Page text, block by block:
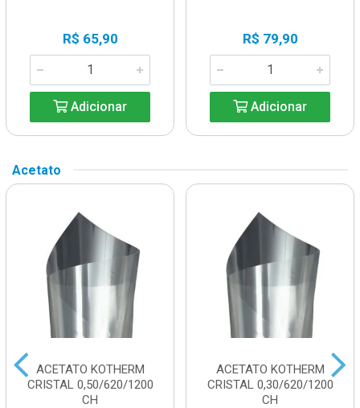
R$ 65,90
Adicionar
R$ 79,90
Adicionar
Acetato
ACETATO KOTHERM
CRISTAL 0,50/620/1200
CH
ACETATO KOTHERM
CRISTAL 0,30/620/1200
CH